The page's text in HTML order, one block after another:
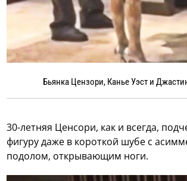
Бьянка Цензори, Канье Уэст и
30-летняя Ценсори, как и всегда,
фигуру даже в короткой шубе с
подолом, открывающим ноги.